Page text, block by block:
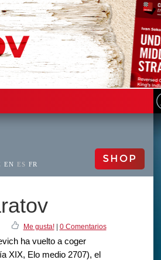
EN ES FR SHOP
Me gusta!| 0 Comentarios
ha vuelto a coger
XIX, Elo medio 2707), el